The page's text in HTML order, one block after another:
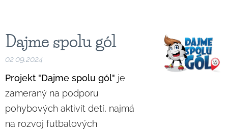
Dajme spolu gól
02.09.2024
Projekt "Dajme spolu gól" je
zameraný na podporu
pohybových aktivít detí, najmä
na rozvoj futbalových